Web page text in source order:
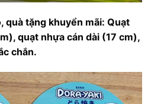
quà tặng khuyển mãi: Quạt
quạt nhựa cán dài (17 cm),
chắn.